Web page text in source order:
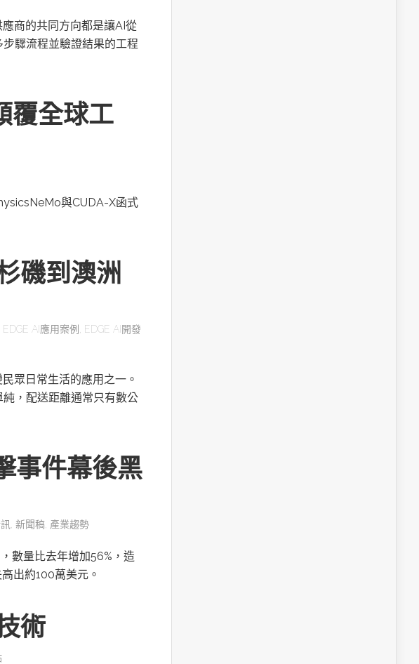
商的共同方向都是讓AI從
驟流程並驗證結果的工程
全球工
與CUDA-X函式
磯到澳洲
EDGE AI應用案例 EDGE AI開發
眾日常生活的應用之一。
，配送距離通常只有數公
事件幕後黑
新聞稿 產業趨勢
數量比去年增加56%，造
出約100萬美元。
術